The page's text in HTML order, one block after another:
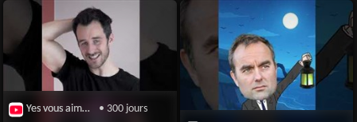
Yes vous aime / Broute • 300 jours